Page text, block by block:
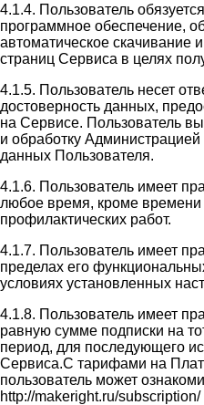
4.1.4. Пользователь
программное обеспечение,
автоматическое скачивание
страниц Сервиса в целях
4.1.5. Пользователь несет
достоверность данных,
на Сервисе. Пользователь
и обработку
данных Пользователя.
4.1.6. Пользователь имеет
любое время, кроме времени
профилактических работ.
4.1.7. Пользователь имеет
пределах его
условиях установленных
4.1.8. Пользователь имеет
равную сумме подписки на
период, для последующего
Сервиса.С тарифами на
пользователь может
http://makeright.ru/subscription/